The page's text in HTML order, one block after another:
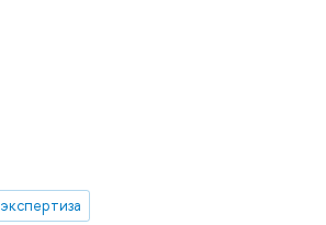
экспертиза